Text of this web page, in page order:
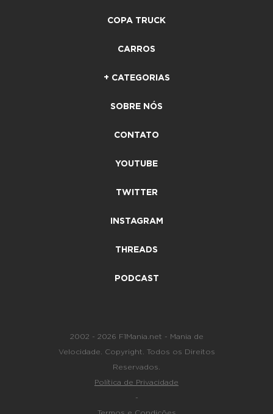
COPA TRUCK
CARROS
+ CATEGORIAS
SOBRE NÓS
CONTATO
YOUTUBE
TWITTER
INSTAGRAM
THREADS
PODCAST
2002 - 2026 F1Mania.net - Mania de
Velocidade. Copyright. Todos os Direitos
Reservados.
Política de Privacidade
-
Termos e Condições